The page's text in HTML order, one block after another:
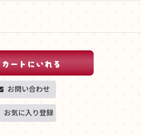
お問い合わせ
お気に入り登録